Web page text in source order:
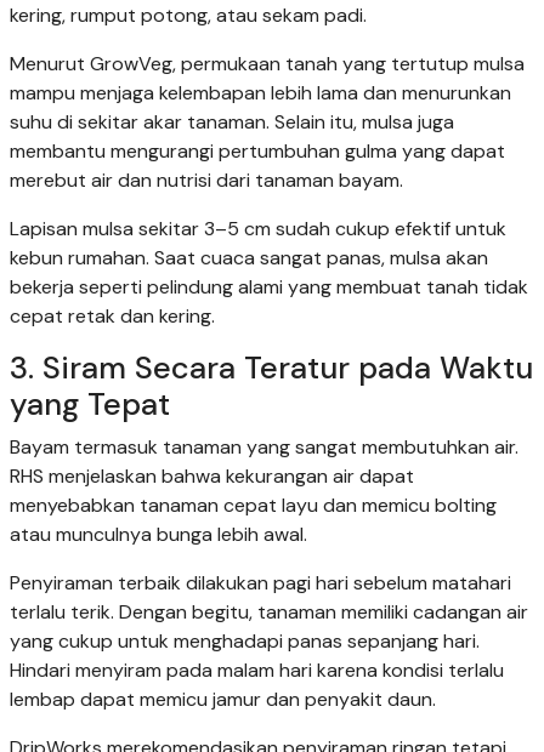
kering, rumput potong, atau sekam padi.
Menurut GrowVeg, permukaan tanah yang tertutup mulsa
mampu menjaga kelembapan lebih lama dan menurunkan
suhu di sekitar akar tanaman. Selain itu, mulsa juga
membantu mengurangi pertumbuhan gulma yang dapat
merebut air dan nutrisi dari tanaman bayam.
Lapisan mulsa sekitar 3–5 cm sudah cukup efektif untuk
kebun rumahan. Saat cuaca sangat panas, mulsa akan
bekerja seperti pelindung alami yang membuat tanah tidak
cepat retak dan kering.
3. Siram Secara Teratur pada Waktu
yang Tepat
Bayam termasuk tanaman yang sangat membutuhkan air.
RHS menjelaskan bahwa kekurangan air dapat
menyebabkan tanaman cepat layu dan memicu bolting
atau munculnya bunga lebih awal.
Penyiraman terbaik dilakukan pagi hari sebelum matahari
terlalu terik. Dengan begitu, tanaman memiliki cadangan air
yang cukup untuk menghadapi panas sepanjang hari.
Hindari menyiram pada malam hari karena kondisi terlalu
lembap dapat memicu jamur dan penyakit daun.